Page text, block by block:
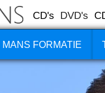
CD's DVD's
FORMATIE